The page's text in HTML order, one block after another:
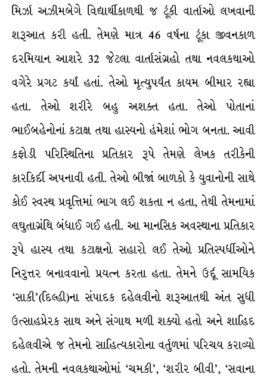
મિર્ઝા અઝીમબેગે વિદ્યાર્થીકાળથી જ ટૂંકી વાર્તાઓ લખવાની
શરૂઆત કરી હતી. તેમણે માત્ર 46 વર્ષના ટૂંકા જીવનકાળ
દરમિયાન આશરે 32 જેટલા વાર્તાસંગ્રહો તથા નવલકથાઓ
વગેરે પ્રગટ કર્યાં હતાં. તેઓ મૃત્યુપર્યંત કાયમ બીમાર રહ્યા
હતા. તેઓ શરીરે બહુ અશક્ત હતા. તેઓ પોતાનાં
ભાઈબહેનોનાં કટાક્ષ તથા હાસ્યનો હંમેશાં ભોગ બનતા. આવી
કફોડી પરિસ્થિતિના પ્રતિકાર રૂપે તેમણે લેખક તરીકેની
કારકિર્દી અપનાવી હતી. તેઓ બીજાં બાળકો કે યુવાનોની સાથે
કોઈ સ્વસ્થ પ્રવૃત્તિમાં ભાગ લઈ શકતા ન હતા, તેથી તેમનામાં
લઘુતાગ્રંથિ બંધાઈ ગઈ હતી. આ માનસિક અવસ્થાના પ્રતિકાર
રૂપે હાસ્ય તથા કટાક્ષનો સહારો લઈ તેઓ પ્રતિસ્પર્ધીઓને
નિરુત્તર બનાવવાનો પ્રયત્ન કરતા હતા. તેમને ઉર્દૂ સામયિક
‘સાકી’(દિલ્હી)ના સંપાદક દહેલવીનો શરૂઆતથી અંત સુધી
ઉત્સાહપ્રેરક સાથ અને સંગાથ મળી શક્યો હતો અને શાહિદ
દહેલવીએ જ તેમનો સાહિત્યકારોના વર્તુળમાં પરિચય કરાવ્યો
હતો. તેમની નવલકથાઓમાં ‘ચમકી’, ‘શરીર બીવી’, ‘સવાના